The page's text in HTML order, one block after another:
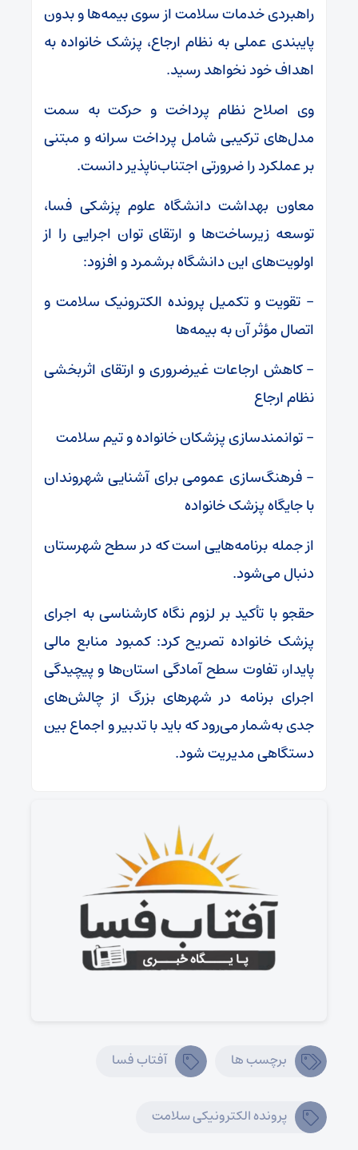
راهبردی خدمات سلامت از سوی بیمه‌ها و بدون
پایبندی عملی به نظام ارجاع، پزشک خانواده به
اهداف خود نخواهد رسید.
وی اصلاح نظام پرداخت و حرکت به سمت
مدل‌های ترکیبی شامل پرداخت سرانه و مبتنی
بر عملکرد را ضرورتی اجتناب‌ناپذیر دانست.
معاون بهداشت دانشگاه علوم پزشکی فسا،
توسعه زیرساخت‌ها و ارتقای توان اجرایی را از
اولویت‌های این دانشگاه برشمرد و افزود:
– تقویت و تکمیل پرونده الکترونیک سلامت و
اتصال مؤثر آن به بیمه‌ها
– کاهش ارجاعات غیرضروری و ارتقای اثربخشی
نظام ارجاع
– توانمندسازی پزشکان خانواده و تیم سلامت
– فرهنگ‌سازی عمومی برای آشنایی شهروندان
با جایگاه پزشک خانواده
از جمله برنامه‌هایی است که در سطح شهرستان
دنبال می‌شود.
حقجو با تأکید بر لزوم نگاه کارشناسی به اجرای
پزشک خانواده تصریح کرد: کمبود منابع مالی
پایدار، تفاوت سطح آمادگی استان‌ها و پیچیدگی
اجرای برنامه در شهرهای بزرگ از چالش‌های
جدی به‌شمار می‌رود که باید با تدبیر و اجماع بین
دستگاهی مدیریت شود.
برچسب ها آفتاب فسا
پرونده الکترونیکی سلامت